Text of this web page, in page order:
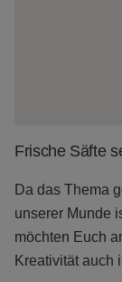
Frische Säfte
Da das Thema
unserer Munde
möchten Euch
Kreativität auch